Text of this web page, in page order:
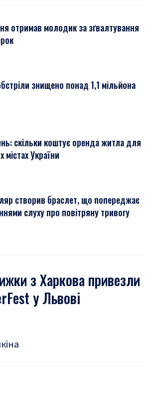
отримав молодик за зґвалтування
знищено понад 1,1 мільйона
скільки коштує оренда житла для
містах України
створив браслет, що попереджає
слуху про повітряну тривогу
з Харкова привезли
у Львові